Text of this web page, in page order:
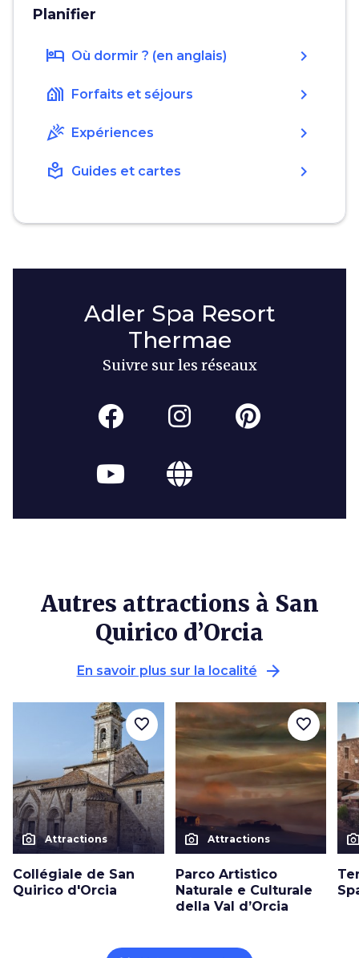
Planifier
hotel Où dormir ? (en anglais) chevron_right
holiday_village Forfaits et séjours chevron_right
celebration Expériences chevron_right
local_library Guides et cartes chevron_right
Adler Spa Resort
Thermae
Suivre sur les réseaux
Autres attractions à San
Quirico d’Orcia
En savoir plus sur la localité arrow_forward
photo_camera Attractions
Collégiale de San
Quirico d'Orcia
favorite_border
photo_camera Attractions
Parco Artistico
Naturale e Culturale
della Val d’Orcia
favorite_border